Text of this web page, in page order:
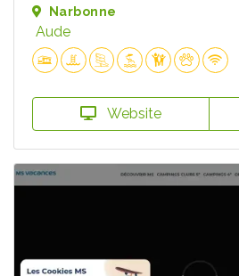
Narbonne
Aude
Website